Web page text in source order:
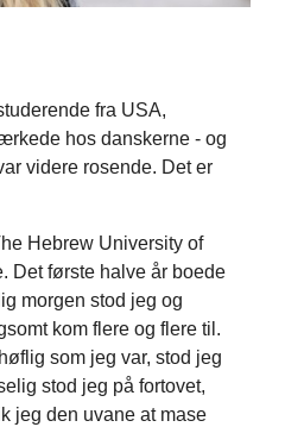
fra USA,
hos danskerne - og
videre rosende. Det er
Hebrew University of
Det første halve år boede
morgen stod jeg og
kom flere og flere til.
som jeg var, stod jeg
stod jeg på fortovet,
jeg den uvane at mase